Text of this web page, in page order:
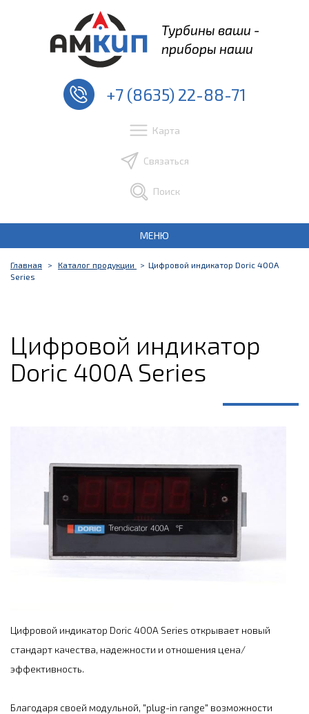
Турбины ваши -
приборы наши
+7 (8635) 22-88-71
Карта
Связаться
Поиск
МЕНЮ
Главная Каталог продукции
Цифровой индикатор Doric 400A
Series
Цифровой индикатор
Doric 400A Series
Цифровой индикатор Doric 400A Series открывает новый
стандарт качества, надежности и отношения цена/
эффективность.
Благодаря своей модульной, "plug-in range" возможности